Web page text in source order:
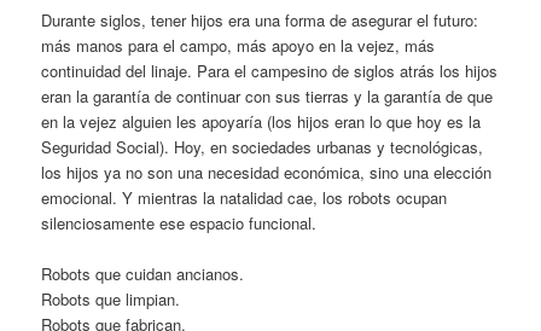
Durante siglos, tener hijos era una forma de asegurar el futuro:
más manos para el campo, más apoyo en la vejez, más
continuidad del linaje. Para el campesino de siglos atrás los hijos
eran la garantía de continuar con sus tierras y la garantía de que
en la vejez alguien les apoyaría (los hijos eran lo que hoy es la
Seguridad Social). Hoy, en sociedades urbanas y tecnológicas,
los hijos ya no son una necesidad económica, sino una elección
emocional. Y mientras la natalidad cae, los robots ocupan
silenciosamente ese espacio funcional.
Robots que cuidan ancianos.
Robots que limpian.
Robots que fabrican.